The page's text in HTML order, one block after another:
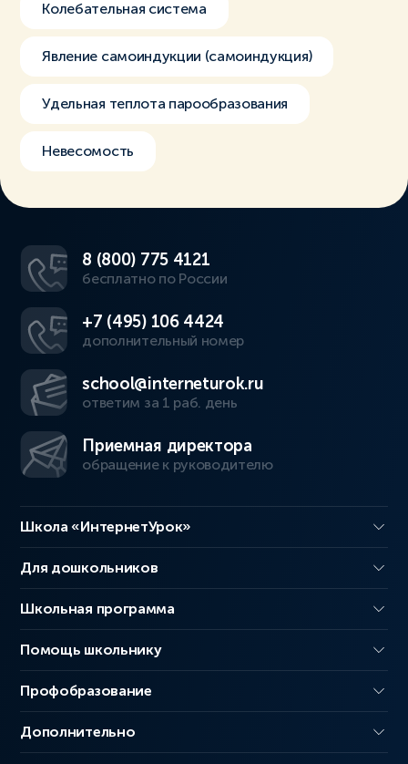
Колебательная система
Явление самоиндукции (самоиндукция)
Удельная теплота парообразования
Невесомость
8 (800) 775 4121
бесплатно по России
+7 (495) 106 4424
дополнительный номер
school@interneturok.ru
ответим за 1 раб. день
Приемная директора
обращение к руководителю
Школа «ИнтернетУрок»
Для дошкольников
Школьная программа
Помощь школьнику
Профобразование
Дополнительно